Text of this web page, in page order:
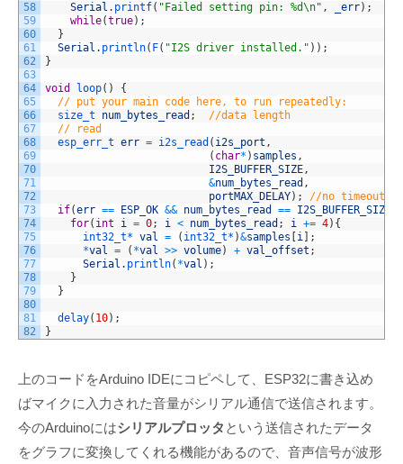
58
59
60
61
62
63
64
65
66
67
68
69
70
71
72
73
74
75
76
77
78
79
80
81
82
Serial . printf( "Failed setting pin: %d\n" , _err) ;
while(true) ;
}
Serial . println( F( "I2S driver installed." ) ) ;
}
void loop( )
{
// put your main code here, to run repeatedly:
size_t num_bytes_read ;
//data length
// read
esp_err_t err = i2s_read ( i2s_port ,
( char* ) samples ,
I2S_BUFFER_SIZE,
&num_bytes_read ,
portMAX_DELAY) ;
//no timeout
if(err == ESP_OK && num_bytes_read == I2S_BUFFER_SIZE
for( int i = 0; i < num_bytes_read ; i += 4) {
int32_t* val = ( int32_t* )&samples i
;
*val = ( *val >> volume) + val_offset ;
Serial . println( *val ) ;
}
}
delay( 10) ;
}
上のコードをArduino IDEにコピペして、ESP32に書き込め
ばマイクに入力された音量がシリアル通信で送信されます。
今のArduinoにはシリアルプロッタ という送信されたデータ
をグラフに変換してくれる機能があるので、音声信号が波形